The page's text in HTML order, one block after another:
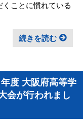
ことに慣れている
続きを読む
度 大阪府高等学
会が行われまし